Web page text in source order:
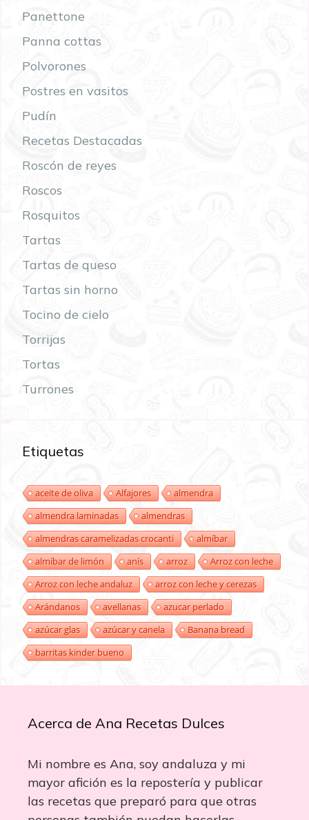
Panettone
Panna cottas
Polvorones
Postres en vasitos
Pudín
Recetas Destacadas
Roscón de reyes
Roscos
Rosquitos
Tartas
Tartas de queso
Tartas sin horno
Tocino de cielo
Torrijas
Tortas
Turrones
Etiquetas
aceite de oliva Alfajores
almendra
almendra laminadas
almendras
almendras caramelizadas crocanti
almíbar
almíbar de limón
anís arroz
Arroz con leche
Arroz con leche andaluz
arroz con leche y cerezas
Arándanos
avellanas
azucar perlado
azúcar glas
azúcar y canela
Banana bread
barritas kinder bueno
Acerca de Ana Recetas Dulces
Mi nombre es Ana, soy andaluza y mi
mayor afición es la repostería y publicar
las recetas que preparó para que otras